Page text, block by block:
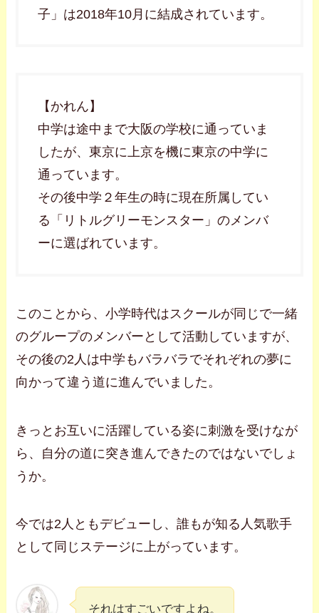
子」は2018年10月に結成されています。
【かれん】
中学は途中まで大阪の学校に通っていま
したが、東京に上京を機に東京の中学に
通っています。
その後中学２年生の時に現在所属してい
る「リトルグリーモンスター」のメンバ
ーに選ばれています。
このことから、小学時代はスクールが同じで一緒
のグループのメンバーとして活動していますが、
その後の2人は中学もバラバラでそれぞれの夢に
向かって違う道に進んでいました。
きっとお互いに活躍している姿に刺激を受けなが
ら、自分の道に突き進んできたのではないでしょ
うか。
今では2人ともデビューし、誰もが知る人気歌手
として同じステージに上がっています。
それはすごいですよね。